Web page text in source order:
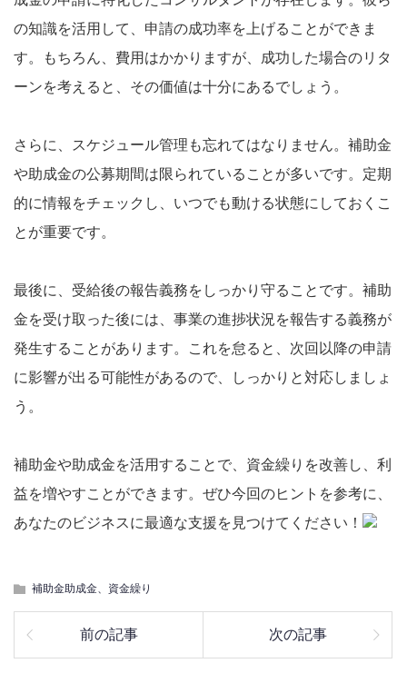
の知識を活用して、申請の成功率を上げることができま
す。もちろん、費用はかかりますが、成功した場合のリタ
ーンを考えると、その価値は十分にあるでしょう。
さらに、スケジュール管理も忘れてはなりません。補助金
や助成金の公募期間は限られていることが多いです。定期
的に情報をチェックし、いつでも動ける状態にしておくこ
とが重要です。
最後に、受給後の報告義務をしっかり守ることです。補助
金を受け取った後には、事業の進捗状況を報告する義務が
発生することがあります。これを怠ると、次回以降の申請
に影響が出る可能性があるので、しっかりと対応しましょ
う。
補助金や助成金を活用することで、資金繰りを改善し、利
益を増やすことができます。ぜひ今回のヒントを参考に、
あなたのビジネスに最適な支援を見つけてください！
補助金助成金、資金繰り
前の記事 次の記事